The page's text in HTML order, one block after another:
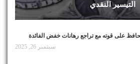
التيسير النقدي
يحافظ على قوته مع تراجع رهانات خفض الفائدة
سبتمبر 26, 2025